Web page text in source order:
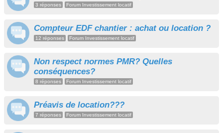
3 réponses Forum Investissement locatif
Compteur EDF chantier : achat ou location ?
12 réponses Forum Investissement locatif
Non respect normes PMR? Quelles
conséquences?
8 réponses Forum Investissement locatif
Préavis de location???
7 réponses Forum Investissement locatif